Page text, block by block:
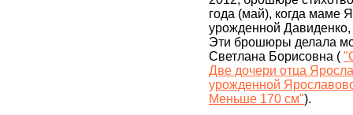
года (май), когда маме
урожденной Давиденко,
Эти брошюры делала
Светлана Борисовна (
Две дочери отца
урожденной
Меньше 170 см").